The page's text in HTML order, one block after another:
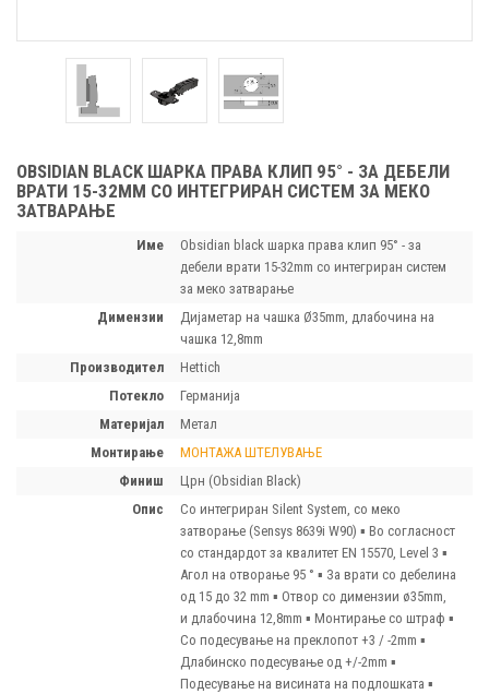
OBSIDIAN BLACK ШАРКА ПРАВА КЛИП 95° - ЗА ДЕБЕЛИ
ВРАТИ 15-32MM СО ИНТЕГРИРАН СИСТЕМ ЗА МЕКО
ЗАТВАРАЊЕ
Име
Obsidian black шарка права клип 95° - за
дебели врати 15-32mm со интегриран систем
за меко затварање
димензии
Дијаметар на чашка Ø35mm, длабочина на
чашка 12,8mm
производител
Hettich
потекло
Германија
материјал
Метал
монтирање
МОНТАЖА ШТЕЛУВАЊЕ
финиш
Црн (Obsidian Black)
опис
Со интегриран Silent System, со меко
затворање (Sensys 8639i W90) ▪ Во согласност
со стандардот за квалитет EN 15570, Level 3 ▪
Агол на отворање 95 ° ▪ За врати со дебелина
од 15 до 32 mm ▪ Отвор со димензии ø35mm,
и длабочина 12,8mm ▪ Монтирање со штраф ▪
Со подесување на преклопот +3 / -2mm ▪
Длабинско подесување од +/-2mm ▪
Подесување на висината на подлошката ▪